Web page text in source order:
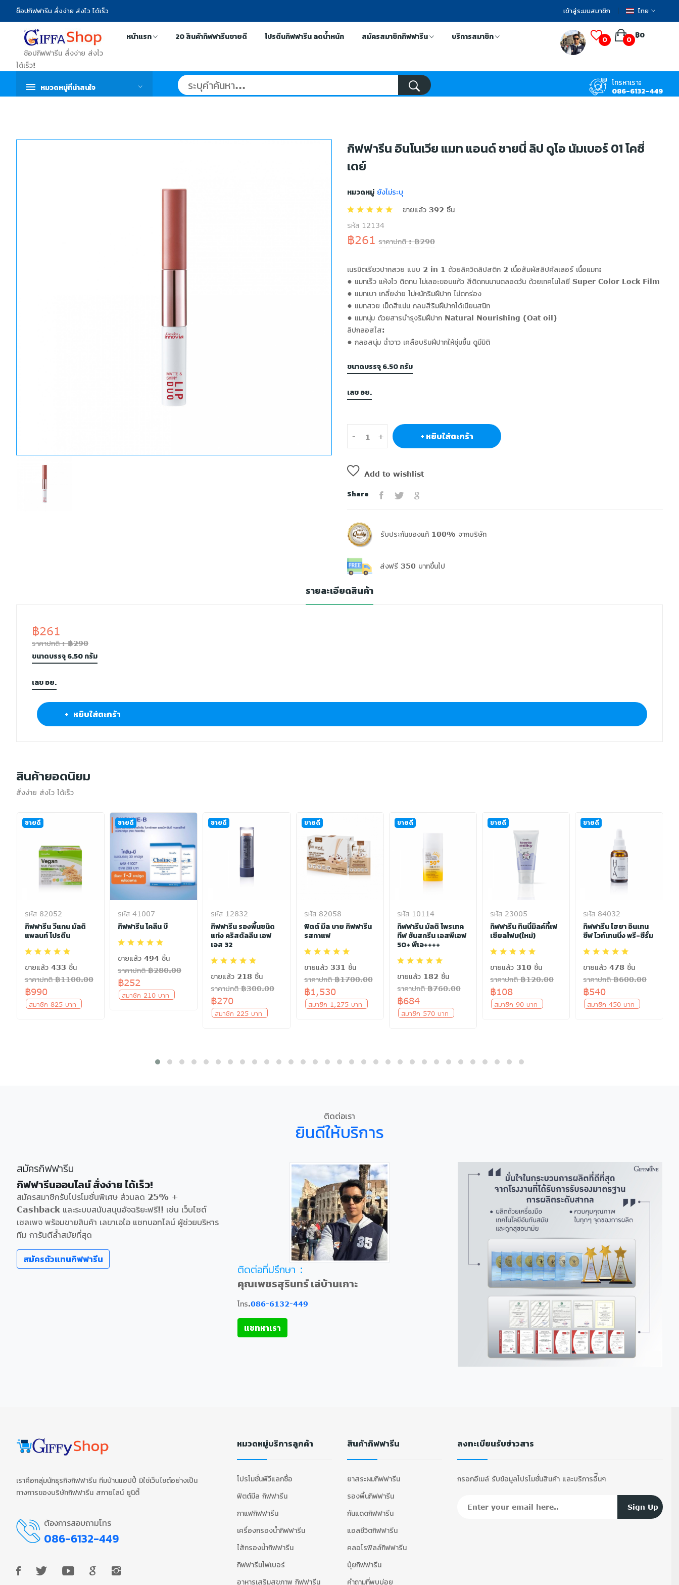
ช็อปกิฟฟารีน สั่งง่าย ส่งไว ได้เร็ว เข้าสู่ระบบสมาชิก ไทย
ช้อปกิฟฟารีน สั่งง่าย ส่งไว
ได้เร็ว!
หน้าแรก 20 สินค้ากิฟฟารีนขายดี โปรตีนกิฟฟารีน ลดน้ำหนัก สมัครสมาชิกกิฟฟารีน บริการสมาชิก 0 ฿0
0
หมวดหมู่ที่น่าสนใจ
โทรหาเรา:
086-6132-449
กิฟฟารีน อินโนเวีย แมท แอนด์ ชายนี่ ลิป ดูโอ นัมเบอร์ 01 โคซี่
เดย์
หมวดหมู่ ยังไม่ระบุ
ขายแล้ว 392 ชิ้น
รหัส 12134
฿261 ราคาปกติ : ฿290
เนรมิตเรียวปากสวย แบบ 2 in 1 ด้วยลิควิดลิปสติก 2 เนื้อสัมผัสลิปคัลเลอร์ เนื้อแมท:
• แมทเร็ว แห้งไว ติดทน ไม่เลอะขอบแก้ว สีติดทนนานตลอดวัน ด้วยเทคโนโลยี Super Color Lock Film
• แมทเบา เกลี่ยง่าย ไม่หนักริมฝีปาก ไม่ตกร่อง
• แมทสวย เม็ดสีแน่น กลบสีริมฝีปากได้เนียนสนิท
• แมทนุ่ม ด้วยสารบำรุงริมฝีปาก Natural Nourishing (Oat oil)
ลิปกลอสใส:
• กลอสนุ่ม ฉ่ำวาว เคลือบริมฝีปากให้ชุ่มชื้น ดูมีมิติ
ขนาดบรรจุ 6.50 กรัม
เลข อย.
- + + หยิบใส่ตะกร้า
Add to wishlist
Share
รับประกันของแท้ 100% จากบริษัท
ส่งฟรี 350 บาทขึ้นไป
รายละเอียดสินค้า
฿261
ราคาปกติ : ฿290
ขนาดบรรจุ 6.50 กรัม
เลข อย.
+ หยิบใส่ตะกร้า
สินค้ายอดนิยม
สั่งง่าย ส่งไว ได้เร็ว
ขายดี
รหัส 82052
กิฟฟารีน วีแกน มัลติ
แพลนท์ โปรตีน
ขายแล้ว 433 ชิ้น
ราคาปกติ ฿1100.00
฿990
สมาชิก 825 บาท
ขายดี
รหัส 41007
กิฟฟารีน โคลีน บี
ขายแล้ว 494 ชิ้น
ราคาปกติ ฿280.00
฿252
สมาชิก 210 บาท
ขายดี
รหัส 12832
กิฟฟารีน รองพื้นชนิด
แท่ง คริสตัลลีน เอฟ
เอส 32
ขายแล้ว 218 ชิ้น
ราคาปกติ ฿300.00
฿270
สมาชิก 225 บาท
ขายดี
รหัส 82058
ฟิตต์ มีล บาย กิฟฟารีน
รสกาแฟ
ขายแล้ว 331 ชิ้น
ราคาปกติ ฿1700.00
฿1,530
สมาชิก 1,275 บาท
ขายดี
รหัส 10114
กิฟฟารีน มัลติ โพรเทค
ทีฟ ซันสกรีน เอสพีเอฟ
50+ พีเอ++++
ขายแล้ว 182 ชิ้น
ราคาปกติ ฿760.00
฿684
สมาชิก 570 บาท
ขายดี
รหัส 23005
กิฟฟารีน ทินนี่มิลค์กี้เฟ
เชียลโฟม(ใหม่)
ขายแล้ว 310 ชิ้น
ราคาปกติ ฿120.00
฿108
สมาชิก 90 บาท
ขายดี
รหัส 84032
กิฟฟารีน ไฮยา อินเทน
ซีฟ ไวท์เทนนิ่ง พรี-ซีรั่ม
ขายแล้ว 478 ชิ้น
ราคาปกติ ฿600.00
฿540
สมาชิก 450 บาท
ติดต่อเรา
ยินดีให้บริการ
สมัครกิฟฟารีน
กิฟฟารีนออนไลน์ สั่งง่าย ได้เร็ว!
สมัครสมาชิกรับโปรโมชั่นพิเศษ ส่วนลด 25% +
Cashback และระบบสนับสนุนอัจฉริยะฟรี!! เช่น เว็บไซต์
เซลเพจ พร้อมขายสินค้า เลขาเอไอ แชทบอทไลน์ ผู้ช่วยบริหาร
ทีม การันตีล้ำสมัยที่สุด
สมัครตัวแทนกิฟฟารีน
ติดต่อที่ปรึกษา :
คุณเพชรสุรินทร์ เล่บ้านเกาะ
โทร.086-6132-449
แชทหาเรา
เราคือกลุ่มนักธุรกิจกิฟฟารีน ทีมบ้านแฮปปี้ มิใช่เว็บไซต์อย่างเป็น
ทางการของบริษัทกิฟฟารีน สกายไลน์ ยูนิตี้
ต้องการสอบถามโทร
086-6132-449
หมวดหมู่บริการลูกค้า
โปรโมชั่นพีวีแลกซื้อ
ฟิตต์มีล กิฟฟารีน
กาแฟกิฟฟารีน
เครื่องกรองน้ำกิฟฟารีน
ไส้กรองน้ำกิฟฟารีน
กิฟฟารีนไฟเบอร์
อาหารเสริมสุขภาพ กิฟฟารีน
สินค้ากิฟฟารีน
ยาสระผมกิฟฟารีน
รองพื้นกิฟฟารีน
กันแดดกิฟฟารีน
แอลซีวิตกิฟฟารีน
คลอโรฟิลล์กิฟฟารีน
ปุ๋ยกิฟฟารีน
คำถามที่พบบ่อย
ลงทะเบียนรับข่าวสาร
กรอกอีเมล์ รับข้อมูลโปรโมชั่นสินค้า และบริการอื่ีนๆ